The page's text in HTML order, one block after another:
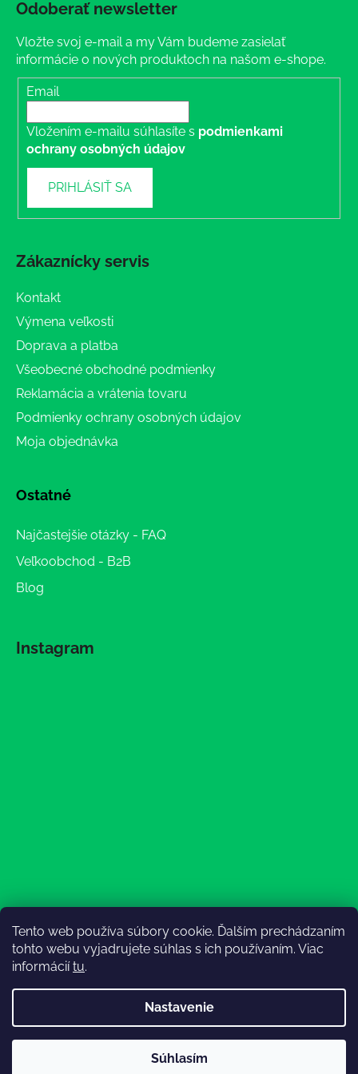
Tento web používa súbory cookie. Ďalším prechádzaním
tohto webu vyjadrujete súhlas s ich používaním. Viac
informáciítu.
Nastavenie
Súhlasím
nedostupná (na email reagujeme nonstop), expedícia ako
Odoberať newsletter
Vložte svoj e-mail a my Vám budeme zasielať
informácie o nových produktoch na našom e-shope.
Email
Vložením e-mailu súhlasíte s podmienkami
ochrany osobných údajov
PRIHLÁSIŤ SA
Zákaznícky servis
Kontakt
Výmena veľkosti
Doprava a platba
Všeobecné obchodné podmienky
Reklamácia a vrátenia tovaru
Podmienky ochrany osobných údajov
Moja objednávka
Ostatné
Najčastejšie otázky - FAQ
Veľkoobchod - B2B
Blog
Instagram
Sledovať na Instagrame